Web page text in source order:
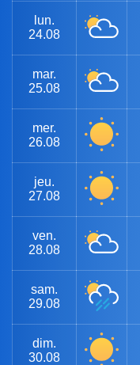
lun.
24.08
mar.
25.08
mer.
26.08
jeu.
27.08
ven.
28.08
sam.
29.08
dim.
30.08